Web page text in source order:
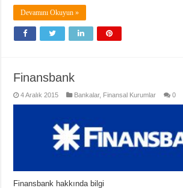
Devamını Okuyun »
Finansbank
4 Aralık 2015 Bankalar, Finansal Kurumlar 0
Finansbank hakkında bilgi